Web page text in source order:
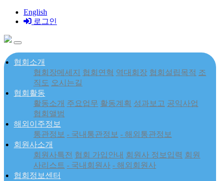
English
로그인
협회소개
협회장메세지
협회연혁 역대회장 협회설립목적 조
직도 오시는길
협회활동
활동소개 주요업무 활동계획 성과보고 공익사업
협회앨범
해외이주정보
통관정보 - 국내통관정보 - 해외통관정보
회원사소개
회원사특전 협회 가입안내 회원사 정보입력 회원
사리스트 - 국내회원사 - 해외회원사
협회정보센터